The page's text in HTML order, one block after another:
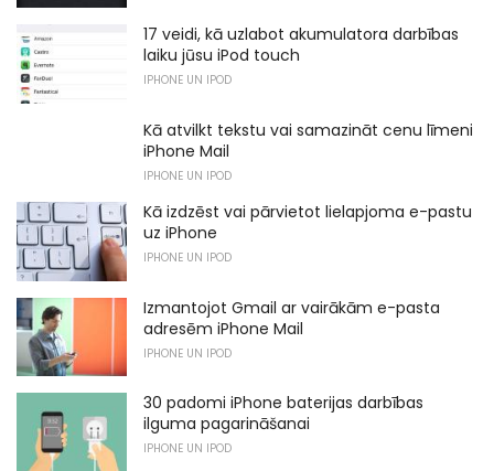
17 veidi, kā uzlabot akumulatora darbības
laiku jūsu iPod touch
IPHONE UN IPOD
Kā atvilkt tekstu vai samazināt cenu līmeni
iPhone Mail
IPHONE UN IPOD
Kā izdzēst vai pārvietot lielapjoma e-pastu
uz iPhone
IPHONE UN IPOD
Izmantojot Gmail ar vairākām e-pasta
adresēm iPhone Mail
IPHONE UN IPOD
30 padomi iPhone baterijas darbības
ilguma pagarināšanai
IPHONE UN IPOD